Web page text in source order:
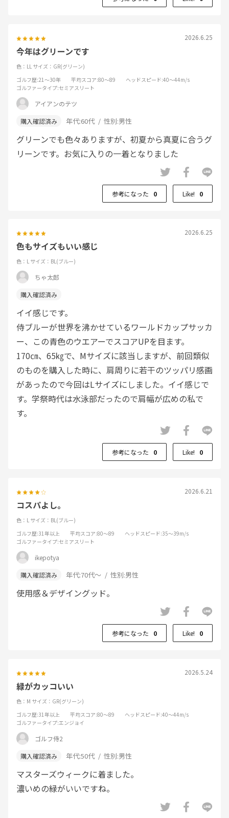
2026.6.25
今年はグリーンです
色：LL サイズ：GR(グリーン)
ゴルフ歴:21～30年 平均スコア:80～89 ヘッドスピード:40～44m/s
ゴルファータイプ:セミアスリート
アイアンのテツ
年代:60代 性別:男性
グリーンでも色々ありますが、初夏から真夏に合うグ
リーンです。お気に入りの一着となりました
参考になった 0 Like! 0
2026.6.25
色もサイズもいい感じ
色：L サイズ：BL(ブルー)
ちゃ太郎
イイ感じです。
侍ブルーが世界を沸かせているワールドカップサッカ
ー、この青色のウエアーでスコアUPを目ます。
170㎝、65㎏で、Mサイズに該当しますが、前回類似
のものを購入した時に、肩周りに若干のツッパリ感画
があったので今回はLサイズにしました。イイ感じで
す。学祭時代は水泳部だったので肩幅が広めの私で
す。
参考になった 0 Like! 0
2026.6.21
コスパよし。
色：L サイズ：BL(ブルー)
ゴルフ歴:31年以上 平均スコア:80～89 ヘッドスピード:35～39m/s
ゴルファータイプ:セミアスリート
ikepotya
年代:70代～ 性別:男性
使用感＆デザイングッド。
参考になった 0 Like! 0
2026.5.24
緑がカッコいい
色：M サイズ：GR(グリーン)
ゴルフ歴:31年以上 平均スコア:80～89 ヘッドスピード:40～44m/s
ゴルファータイプ:エンジョイ
ゴルフ侍2
年代:50代 性別:男性
マスターズウィークに着ました。
濃いめの緑がいいですね。